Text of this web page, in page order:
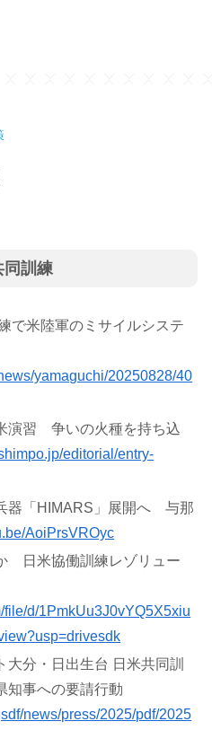
同訓練
で米陸軍のミサイルシステ
yamaguchi/20250828/40
演習 争いの火種を持ち込
editorial/entry-
器「HIMARS」展開へ 与那
AoiPrsVROyc
日米協働訓練レゾリュー
file/d/1PmkUu3J0vYQ5X5xiu
大分・日出生台 日米共同訓
知事への要請行動
news/press/2025/pdf/2025